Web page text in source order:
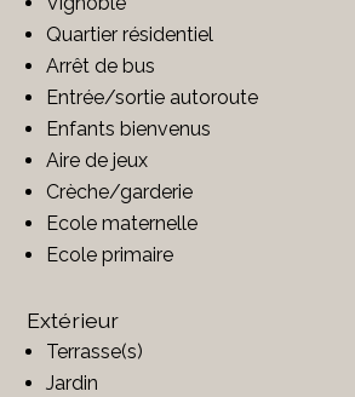
Quartier résidentiel
Arrêt de bus
Entrée/sortie autoroute
Enfants bienvenus
Aire de jeux
Crèche/garderie
Ecole maternelle
Ecole primaire
Extérieur
Terrasse(s)
Jardin